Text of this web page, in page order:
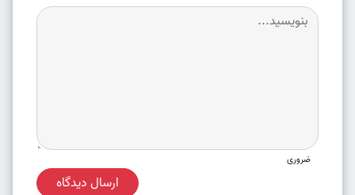
ضروری
ارسال دیدگاه